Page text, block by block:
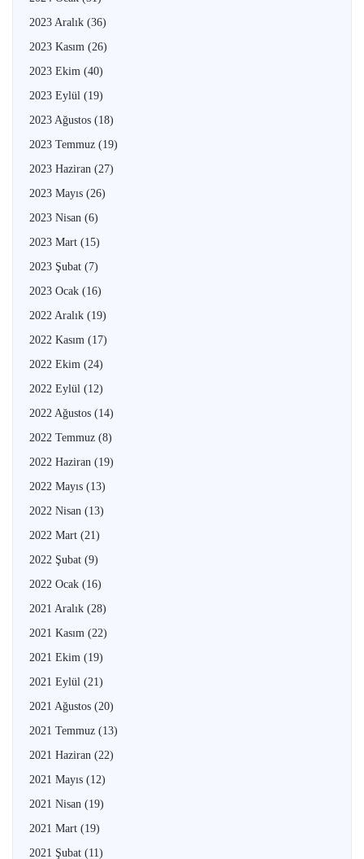
2023 Aralık (36)
2023 Kasım (26)
2023 Ekim (40)
2023 Eylül (19)
2023 Ağustos (18)
2023 Temmuz (19)
2023 Haziran (27)
2023 Mayıs (26)
2023 Nisan (6)
2023 Mart (15)
2023 Şubat (7)
2023 Ocak (16)
2022 Aralık (19)
2022 Kasım (17)
2022 Ekim (24)
2022 Eylül (12)
2022 Ağustos (14)
2022 Temmuz (8)
2022 Haziran (19)
2022 Mayıs (13)
2022 Nisan (13)
2022 Mart (21)
2022 Şubat (9)
2022 Ocak (16)
2021 Aralık (28)
2021 Kasım (22)
2021 Ekim (19)
2021 Eylül (21)
2021 Ağustos (20)
2021 Temmuz (13)
2021 Haziran (22)
2021 Mayıs (12)
2021 Nisan (19)
2021 Mart (19)
2021 Şubat (11)